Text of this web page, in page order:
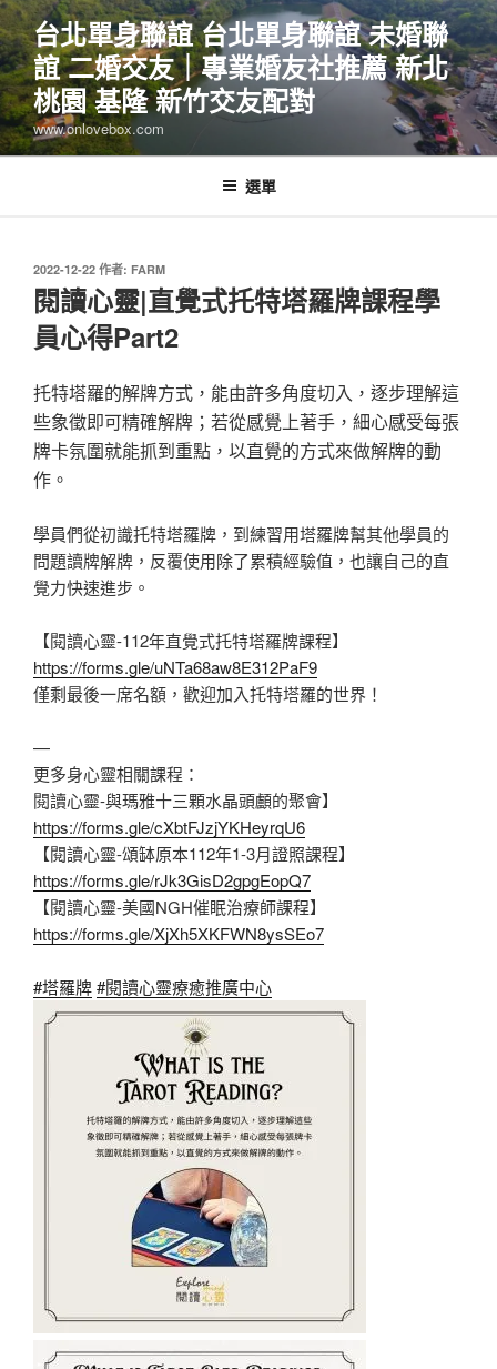
跳
至
主
要
內
容
台北單身聯誼 台北單身聯誼 未婚聯
誼 二婚交友｜專業婚友社推薦 新北
桃園 基隆 新竹交友配對
www.onlovebox.com
選單
發
佈
於
2022-12-22 作者: FARM
閱讀心靈|直覺式托特塔羅牌課程學
員心得Part2
托特塔羅的解牌方式，能由許多角度切入，逐步理解這
些象徵即可精確解牌；若從感覺上著手，細心感受每張
牌卡氛圍就能抓到重點，以直覺的方式來做解牌的動
作。
學員們從初識托特塔羅牌，到練習用塔羅牌幫其他學員的
問題讀牌解牌，反覆使用除了累積經驗值，也讓自己的直
覺力快速進步。
【閱讀心靈-112年直覺式托特塔羅牌課程】
https://forms.gle/uNTa68aw8E312PaF9
僅剩最後一席名額，歡迎加入托特塔羅的世界！
—
更多身心靈相關課程：
閱讀心靈-與瑪雅十三顆水晶頭顱的聚會】
https://forms.gle/cXbtFJzjYKHeyrqU6
【閱讀心靈-頌缽原本112年1-3月證照課程】
https://forms.gle/rJk3GisD2gpgEopQ7
【閱讀心靈-美國NGH催眠治療師課程】
https://forms.gle/XjXh5XKFWN8ysSEo7
#塔羅牌#閱讀心靈療癒推廣中心